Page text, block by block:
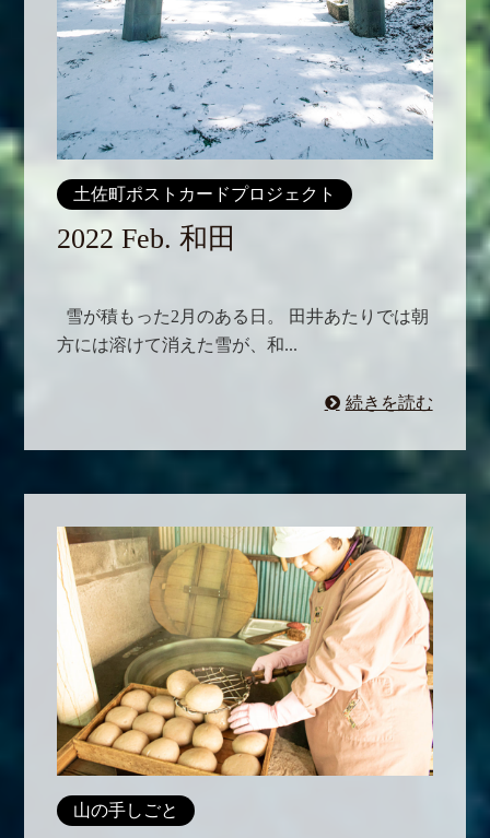
土佐町ポストカードプロジェクト
2022 Feb. 和田
雪が積もった2月のある日。 田井あたりでは朝
方には溶けて消えた雪が、和...
続きを読む
山の手しごと